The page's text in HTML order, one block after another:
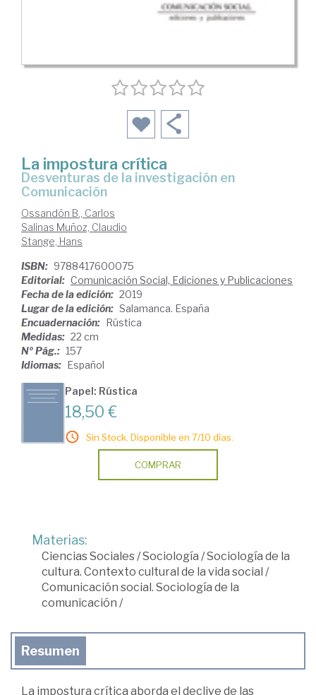
La impostura crítica
desventuras de la investigación en
Comunicación
Ossandón B., Carlos
Salinas Muñoz, Claudio
Stange, Hans
ISBN: 9788417600075
Editorial: Comunicación Social, Ediciones y Publicaciones
Fecha de la edición: 2019
Lugar de la edición: Salamanca. España
Encuadernación: Rústica
Medidas: 22 cm
Nº Pág.: 157
Idiomas: Español
Papel: Rústica
18,50 €
Sin Stock. Disponible en 7/10 días.
COMPRAR
Materias:
Ciencias Sociales/Sociología /Sociología de la
cultura. Contexto cultural de la vida social /
Comunicación social. Sociología de la
comunicación /
Resumen
La impostura crítica aborda el declive de las